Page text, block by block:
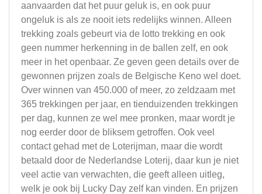
aanvaarden dat het puur geluk is, en ook puur
ongeluk is als ze nooit iets redelijks winnen. Alleen
trekking zoals gebeurt via de lotto trekking en ook
geen nummer herkenning in de ballen zelf, en ook
meer in het openbaar. Ze geven geen details over de
gewonnen prijzen zoals de Belgische Keno wel doet.
Over winnen van 450.000 of meer, zo zeldzaam met
365 trekkingen per jaar, en tienduizenden trekkingen
per dag, kunnen ze wel mee pronken, maar wordt je
nog eerder door de bliksem getroffen. Ook veel
contact gehad met de Loterijman, maar die wordt
betaald door de Nederlandse Loterij, daar kun je niet
veel actie van verwachten, die geeft alleen uitleg,
welk je ook bij Lucky Day zelf kan vinden. En prijzen